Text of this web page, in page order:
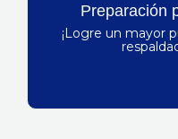
Preparación
¡Logre un mayor
N.º 1 en